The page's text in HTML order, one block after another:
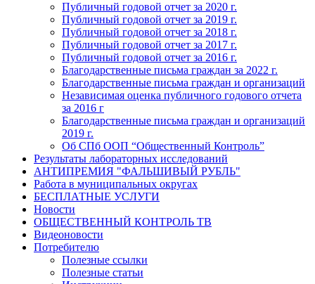
Публичный годовой отчет за 2020 г.
Публичный годовой отчет за 2019 г.
Публичный годовой отчет за 2018 г.
Публичный годовой отчет за 2017 г.
Публичный годовой отчет за 2016 г.
Благодарственные письма граждан за 2022 г.
Благодарственные письма граждан и организаций
Независимая оценка публичного годового отчета
за 2016 г
Благодарственные письма граждан и организаций
2019 г.
Об СПб ООП “Общественный Контроль”
Результаты лабораторных исследований
АНТИПРЕМИЯ "ФАЛЬШИВЫЙ РУБЛЬ"
Работа в муниципальных округах
БЕСПЛАТНЫЕ УСЛУГИ
Новости
ОБЩЕСТВЕННЫЙ КОНТРОЛЬ ТВ
Видеоновости
Потребителю
Полезные ссылки
Полезные статьи